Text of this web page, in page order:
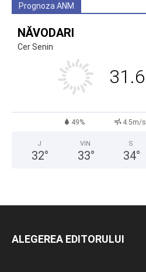
Prognoza ANM
NĂVODARI
Cer Senin
31.6
49% 4.5m/s
J
32°
VIN
33°
S
34°
ALEGEREA EDITORULUI